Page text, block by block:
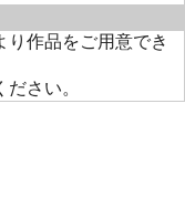
作品をご用意でき
ださい。